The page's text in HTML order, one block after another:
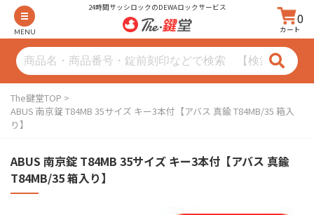
MENU
24時間サッシロックのDEWAロックサービス
0
カート
The鍵堂TOP
ABUS 南京錠 T84MB 35サイズ キー3本付【アバス 真鍮 T84MB/35 箱入
り】
ABUS 南京錠 T84MB 35サイズ キー3本付【アバス 真鍮
T84MB/35 箱入り】